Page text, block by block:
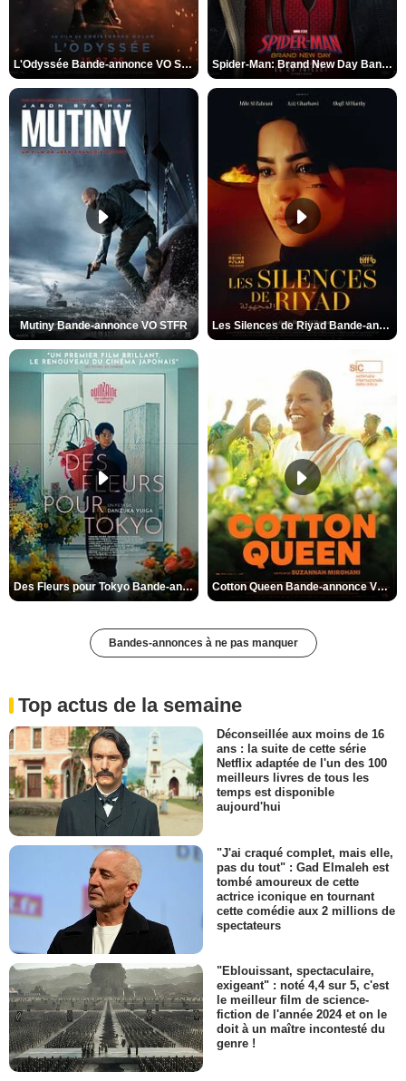
L'Odyssée Bande-annonce VO STFR Spider-Man: Brand New Day Bande-annonce VO STFR
Mutiny Bande-annonce VO STFR Les Silences de Riyad Bande-annonce VO STFR
Des Fleurs pour Tokyo Bande-annonce VO STFR Cotton Queen Bande-annonce VO STFR
Bandes-annonces à ne pas manquer
Top actus de la semaine
Déconseillée aux moins de 16
ans : la suite de cette série
Netflix adaptée de l'un des 100
meilleurs livres de tous les
temps est disponible
aujourd'hui
"J'ai craqué complet, mais elle,
pas du tout" : Gad Elmaleh est
tombé amoureux de cette
actrice iconique en tournant
cette comédie aux 2 millions de
spectateurs
"Eblouissant, spectaculaire,
exigeant" : noté 4,4 sur 5, c'est
le meilleur film de science-
fiction de l'année 2024 et on le
doit à un maître incontesté du
genre !